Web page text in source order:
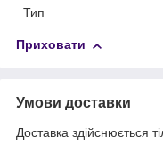
Тип
Приховати
Умови доставки
Доставка здійснюється